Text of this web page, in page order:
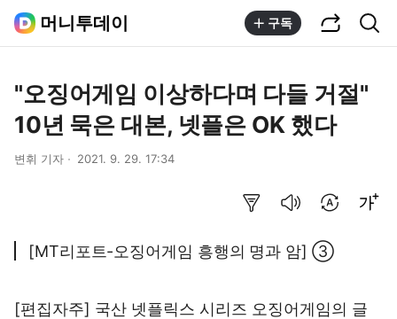
머니투데이 구독
"오징어게임 이상하다며 다들 거절"
10년 묵은 대본, 넷플은 OK 했다
변휘 기자 2021. 9. 29. 17:34
[MT리포트-오징어게임 흥행의 명과 암] ③
[편집자주] 국산 넷플릭스 시리즈 오징어게임의 글